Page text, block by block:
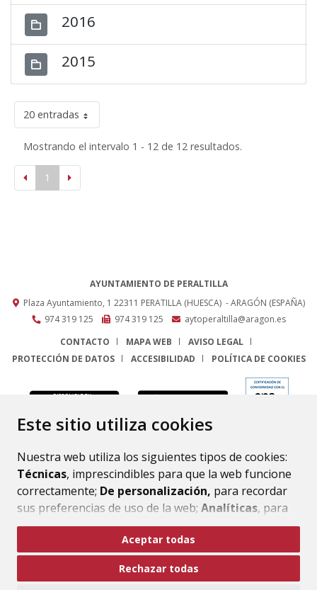
Este sitio utiliza cookies
Nuestra web utiliza los siguientes tipos de cookies:
Técnicas, imprescindibles para que la web funcione
correctamente; De personalización, para recordar
sus preferencias de uso de la web; Analíticas, para
mejorar el funcionamiento de la web y sus servicios.
Si acepta pulsando el botón“Aceptar todas”
consideramos que acepta su uso. Si pulsa el botón
Aceptar todas
Rechazar todas
2016
2015
20 entradas
Mostrando el intervalo 1 - 12 de 12 resultados.
1
AYUNTAMIENTO DE PERALTILLA
Plaza Ayuntamiento, 1 22311 PERATILLA (HUESCA) - ARAGÓN (ESPAÑA)
974 319 125
974 319 125
aytoperaltilla@aragon.es
CONTACTO
MAPA WEB
AVISO LEGAL
PROTECCIÓN DE DATOS
ACCESIBILIDAD POLÍTICA DE COOKIES